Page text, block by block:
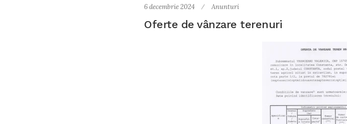
6 decembrie 2024 Anunturi
Oferte de vânzare terenuri